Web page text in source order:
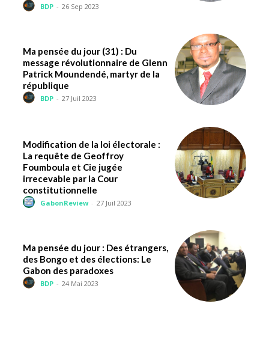
BDP - 26 Sep 2023
Ma pensée du jour (31) : Du
message révolutionnaire de Glenn
Patrick Moundendé, martyr de la
république
BDP - 27 Juil 2023
Modification de la loi électorale :
La requête de Geoffroy
Foumboula et Cie jugée
irrecevable par la Cour
constitutionnelle
GabonReview - 27 Juil 2023
Ma pensée du jour : Des étrangers,
des Bongo et des élections: Le
Gabon des paradoxes
BDP - 24 Mai 2023